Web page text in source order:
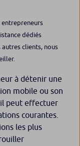
entrepreneurs
dédiés
clients, nous
à détenir une
mobile ou son
peut effectuer
courantes.
les plus